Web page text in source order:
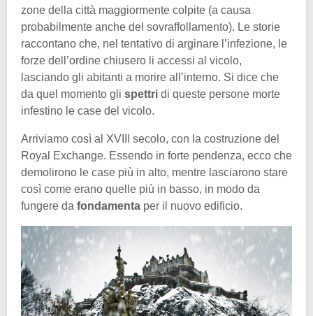
zone della città maggiormente colpite (a causa
probabilmente anche del sovraffollamento). Le storie
raccontano che, nel tentativo di arginare l’infezione, le
forze dell’ordine chiusero li accessi al vicolo,
lasciando gli abitanti a morire all’interno. Si dice che
da quel momento gli spettri di queste persone morte
infestino le case del vicolo.
Arriviamo così al XVIII secolo, con la costruzione del
Royal Exchange. Essendo in forte pendenza, ecco che
demolirono le case più in alto, mentre lasciarono stare
così come erano quelle più in basso, in modo da
fungere da fondamenta per il nuovo edificio.